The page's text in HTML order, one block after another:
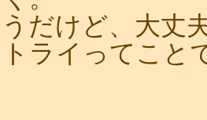
だけど、大丈
ライってこと